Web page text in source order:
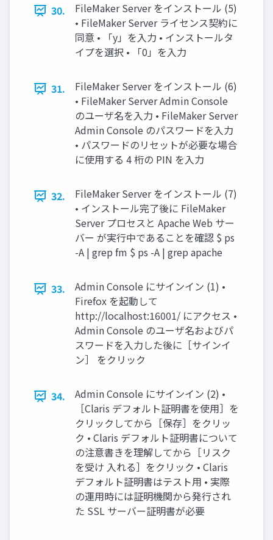
30.
FileMaker Server をインストール (5)
• FileMaker Server ライセンス契約に
同意 • 「y」を入力 • インストールタ
イプを選択 • 「0」を入力
31.
FileMaker Server をインストール (6)
• FileMaker Server Admin Console
のユーザ名を入力 • FileMaker Server
Admin Console のパスワードを入力
• パスワードのリセットが必要な場合
に使用する 4 桁の PIN を入力
32.
FileMaker Server をインストール (7)
• インストール完了後に FileMaker
Server プロセスと Apache Web サー
バー が実行中であることを確認 $ ps
-A | grep fm $ ps -A | grep apache
33.
Admin Console にサインイン (1) •
Firefox を起動して
http://localhost:16001/ にアクセス •
Admin Console のユーザ名およびパ
スワードを入力した後に［サインイ
ン］ をクリック
34.
Admin Console にサインイン (2) •
［Claris デフォルト証明書を使用］を
クリックしてから［保存］をクリッ
ク • Claris デフォルト証明書について
の注意書きを理解してから［リスク
を受け 入れる］をクリック • Claris
デフォルト証明書はテスト用 • 実際
の運用時には証明機関から発行され
た SSL サーバー証明書が必要